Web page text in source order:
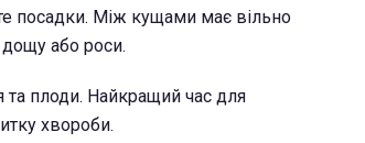
посадки. Між кущами має вільно
або роси.
та плоди. Найкращий час для
хвороби.